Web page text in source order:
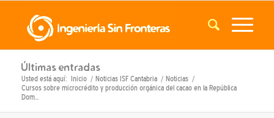
Últimas entradas
Usted está aquí: Inicio / Noticias ISF Cantabria / Noticias /
Cursos sobre microcrédito y producción orgánica del cacao en la República
Dom...